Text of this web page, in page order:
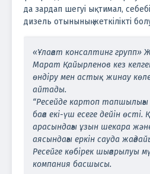
да зардап шегуі ықтимал,
дизель отынының жеткілікті
«Ұлағат консалтинг
Марат Қайырленов кез
өндіру мен астық жинау
айтады.
“Ресейде картоп тапшылығы
баға екі-үш есеге дейін
арасындағы ұзын шекара
аясындағы еркін сауда
Ресейге көбірек шығарылуы
компания басшысы.